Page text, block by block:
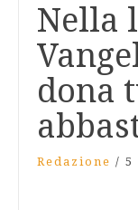
Nella
dona
Redazione / 5